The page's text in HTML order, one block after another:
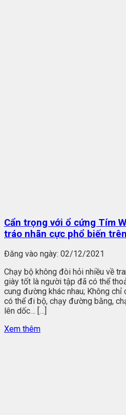
Cẩn trọng với ổ cứng Tím
tráo nhãn cực phổ biến
Đăng vào ngày: 02/12/2021
Chạy bộ không đòi hỏi nhiều về
giày tốt là người tập đã có thể
cung đường khác nhau; Không
có thể đi bộ, chạy đường bằng,
lên dốc… […]
Xem thêm